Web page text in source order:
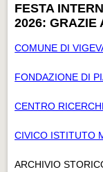
FESTA
2026: GRAZIE
COMUNE DI
FONDAZIONE DI
CENTRO
CIVICO ISTITUTO
ARCHIVIO